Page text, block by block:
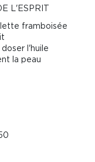
L'ESPRIT
framboisée
l'huile
la peau